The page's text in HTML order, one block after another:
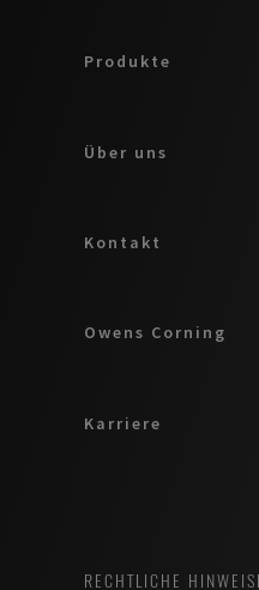
Produkte
Über uns
Kontakt
Owens Corning
Karriere
RECHTLICHE